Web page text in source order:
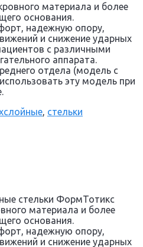
материала и более
основания.
надежную опору,
и снижение ударных
с различными
аппарата.
отдела (модель с
эту модель при
, стельки
стельки ФормТотикс
материала и более
основания.
надежную опору,
и снижение ударных